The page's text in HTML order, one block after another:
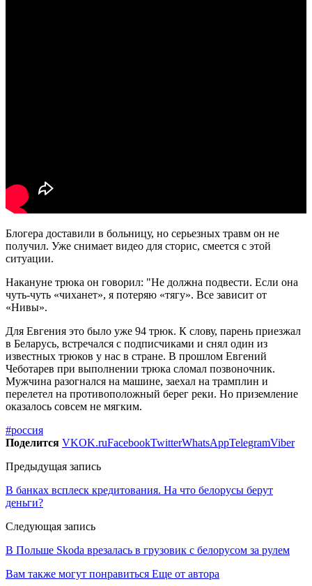
Блогера доставили в больницу, но серьезных травм он не
получил. Уже снимает видео для сторис, смеется с этой
ситуации.
Накануне трюка он говорил: "Не должна подвести. Если она
чуть-чуть «чиханет», я потеряю «тягу». Все зависит от
«Нивы».
Для Евгения это было уже 94 трюк. К слову, парень приезжал
в Беларусь, встречался с подписчиками и снял один из
известных трюков у нас в стране. В прошлом Евгений
Чеботарев при выполнении трюка сломал позвоночник.
Мужчина разогнался на машине, заехал на трамплин и
перелетел на противоположный берег реки. Но приземление
оказалось совсем не мягким.
#россия
Поделится VKOK.ruFacebookTwitterWhatsAppTelegramViber
Предыдущая запись
В банках всплеск кредитования. На что белорусы берут
деньги?
Следующая запись
В Польше Skoda врезалась в грузовик с белорусом за рулем
Вам также могут понравиться Еще от автора